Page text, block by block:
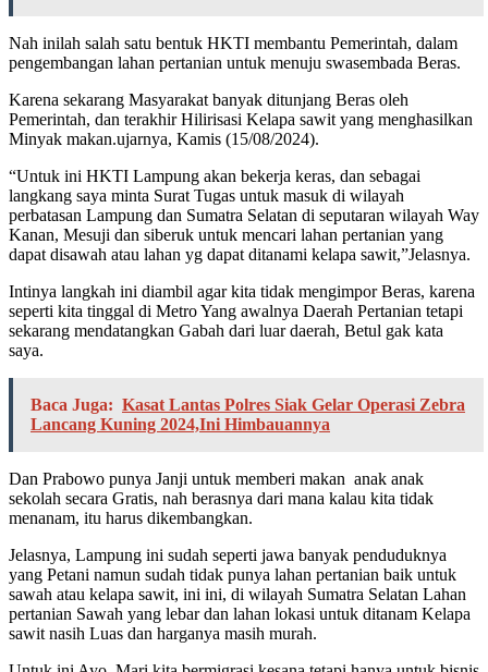
Nah inilah salah satu bentuk HKTI membantu Pemerintah, dalam
pengembangan lahan pertanian untuk menuju swasembada Beras.
Karena sekarang Masyarakat banyak ditunjang Beras oleh
Pemerintah, dan terakhir Hilirisasi Kelapa sawit yang menghasilkan
Minyak makan.ujarnya, Kamis (15/08/2024).
“Untuk ini HKTI Lampung akan bekerja keras, dan sebagai
langkang saya minta Surat Tugas untuk masuk di wilayah
perbatasan Lampung dan Sumatra Selatan di seputaran wilayah Way
Kanan, Mesuji dan siberuk untuk mencari lahan pertanian yang
dapat disawah atau lahan yg dapat ditanami kelapa sawit,”Jelasnya.
Intinya langkah ini diambil agar kita tidak mengimpor Beras, karena
seperti kita tinggal di Metro Yang awalnya Daerah Pertanian tetapi
sekarang mendatangkan Gabah dari luar daerah, Betul gak kata
saya.
Baca Juga: Kasat Lantas Polres Siak Gelar Operasi Zebra
Lancang Kuning 2024,Ini Himbauannya
Dan Prabowo punya Janji untuk memberi makan anak anak
sekolah secara Gratis, nah berasnya dari mana kalau kita tidak
menanam, itu harus dikembangkan.
Jelasnya, Lampung ini sudah seperti jawa banyak penduduknya
yang Petani namun sudah tidak punya lahan pertanian baik untuk
sawah atau kelapa sawit, ini ini, di wilayah Sumatra Selatan Lahan
pertanian Sawah yang lebar dan lahan lokasi untuk ditanam Kelapa
sawit nasih Luas dan harganya masih murah.